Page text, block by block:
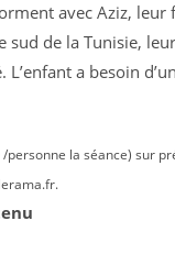
avec Aziz,
sud de la Tunisie,
L’enfant a besoin
personne la séance) sur